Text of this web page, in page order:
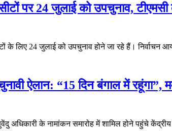
पर 24 जुलाई को उपचुनाव,
के लिए 24 जुलाई को उपचुनाव होने जा रहे हैं। निर्वाचन
ऐलान: “15 दिन बंगाल में रहूंगा”,
अधिकारी के नामांकन समारोह में शामिल होने पहुंचे